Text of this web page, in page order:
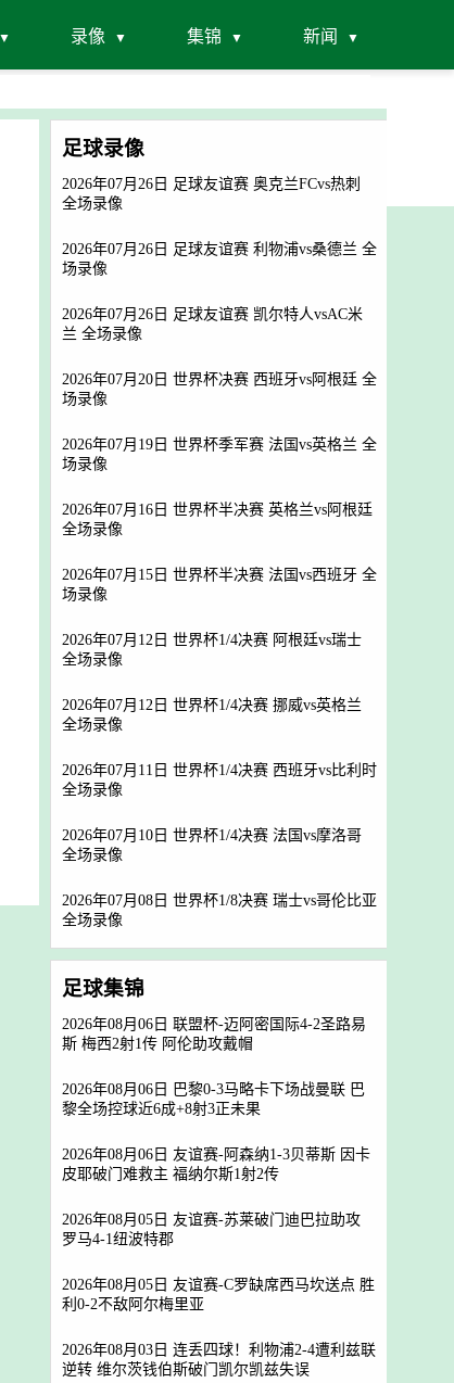
录像 集锦 新闻
足球录像
2026年07月26日 足球友谊赛 奥克兰FCvs热刺
全场录像
2026年07月26日 足球友谊赛 利物浦vs桑德兰 全
场录像
2026年07月26日 足球友谊赛 凯尔特人vsAC米
兰 全场录像
2026年07月20日 世界杯决赛 西班牙vs阿根廷 全
场录像
2026年07月19日 世界杯季军赛 法国vs英格兰 全
场录像
2026年07月16日 世界杯半决赛 英格兰vs阿根廷
全场录像
2026年07月15日 世界杯半决赛 法国vs西班牙 全
场录像
2026年07月12日 世界杯1/4决赛 阿根廷vs瑞士
全场录像
2026年07月12日 世界杯1/4决赛 挪威vs英格兰
全场录像
2026年07月11日 世界杯1/4决赛 西班牙vs比利时
全场录像
2026年07月10日 世界杯1/4决赛 法国vs摩洛哥
全场录像
2026年07月08日 世界杯1/8决赛 瑞士vs哥伦比亚
全场录像
足球集锦
2026年08月06日 联盟杯-迈阿密国际4-2圣路易
斯 梅西2射1传 阿伦助攻戴帽
2026年08月06日 巴黎0-3马略卡下场战曼联 巴
黎全场控球近6成+8射3正未果
2026年08月06日 友谊赛-阿森纳1-3贝蒂斯 因卡
皮耶破门难救主 福纳尔斯1射2传
2026年08月05日 友谊赛-苏莱破门迪巴拉助攻
罗马4-1纽波特郡
2026年08月05日 友谊赛-C罗缺席西马坎送点 胜
利0-2不敌阿尔梅里亚
2026年08月03日 连丢四球！利物浦2-4遭利兹联
逆转 维尔茨钱伯斯破门凯尔凯兹失误